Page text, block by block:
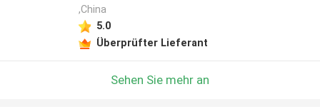
,China
5.0
Überprüfter Lieferant
Sehen Sie mehr an